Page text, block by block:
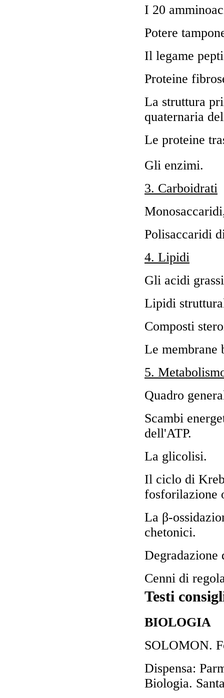
I 20
Potere
Il legame
Proteine
La struttura
quaternaria
Le proteine
Gli enzimi.
3. Carboidrati
Polisaccaridi
4. Lipidi
Gli acidi
Lipidi
Composti
Le membrane
5.
Quadro
Scambi
dell'ATP.
La glicolisi.
Il ciclo di
fosforilazione
La β-
chetonici.
Degradazione
Cenni di
Testi
BIOLOGIA
SOLOMON.
Dispensa:
Biologia.